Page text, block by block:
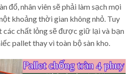
đổ, nhân viên sẽ phải làm sạch mọi
khoảng thời gian không nhỏ. Tuy
các chất lỏng sẽ được giữ lại và bạn
pallet thay vì toàn bộ sàn kho.